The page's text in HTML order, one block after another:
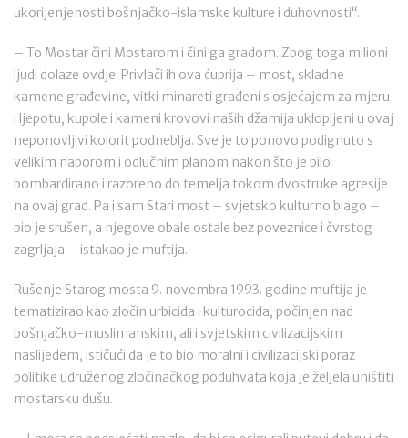
ukorijenjenosti bošnjačko-islamske kulture i duhovnosti“.
– To Mostar čini Mostarom i čini ga gradom. Zbog toga milioni
ljudi dolaze ovdje. Privlači ih ova ćuprija – most, skladne
kamene građevine, vitki minareti građeni s osjećajem za mjeru
i ljepotu, kupole i kameni krovovi naših džamija uklopljeni u ovaj
neponovljivi kolorit podneblja. Sve je to ponovo podignuto s
velikim naporom i odlučnim planom nakon što je bilo
bombardirano i razoreno do temelja tokom dvostruke agresije
na ovaj grad. Pa i sam Stari most – svjetsko kulturno blago –
bio je srušen, a njegove obale ostale bez poveznice i čvrstog
zagrljaja – istakao je muftija.
Rušenje Starog mosta 9. novembra 1993. godine muftija je
tematizirao kao zločin urbicida i kulturocida, počinjen nad
bošnjačko-muslimanskim, ali i svjetskim civilizacijskim
naslijeđem, ističući da je to bio moralni i civilizacijski poraz
politike udruženog zločinačkog poduhvata koja je željela uništiti
mostarsku dušu.